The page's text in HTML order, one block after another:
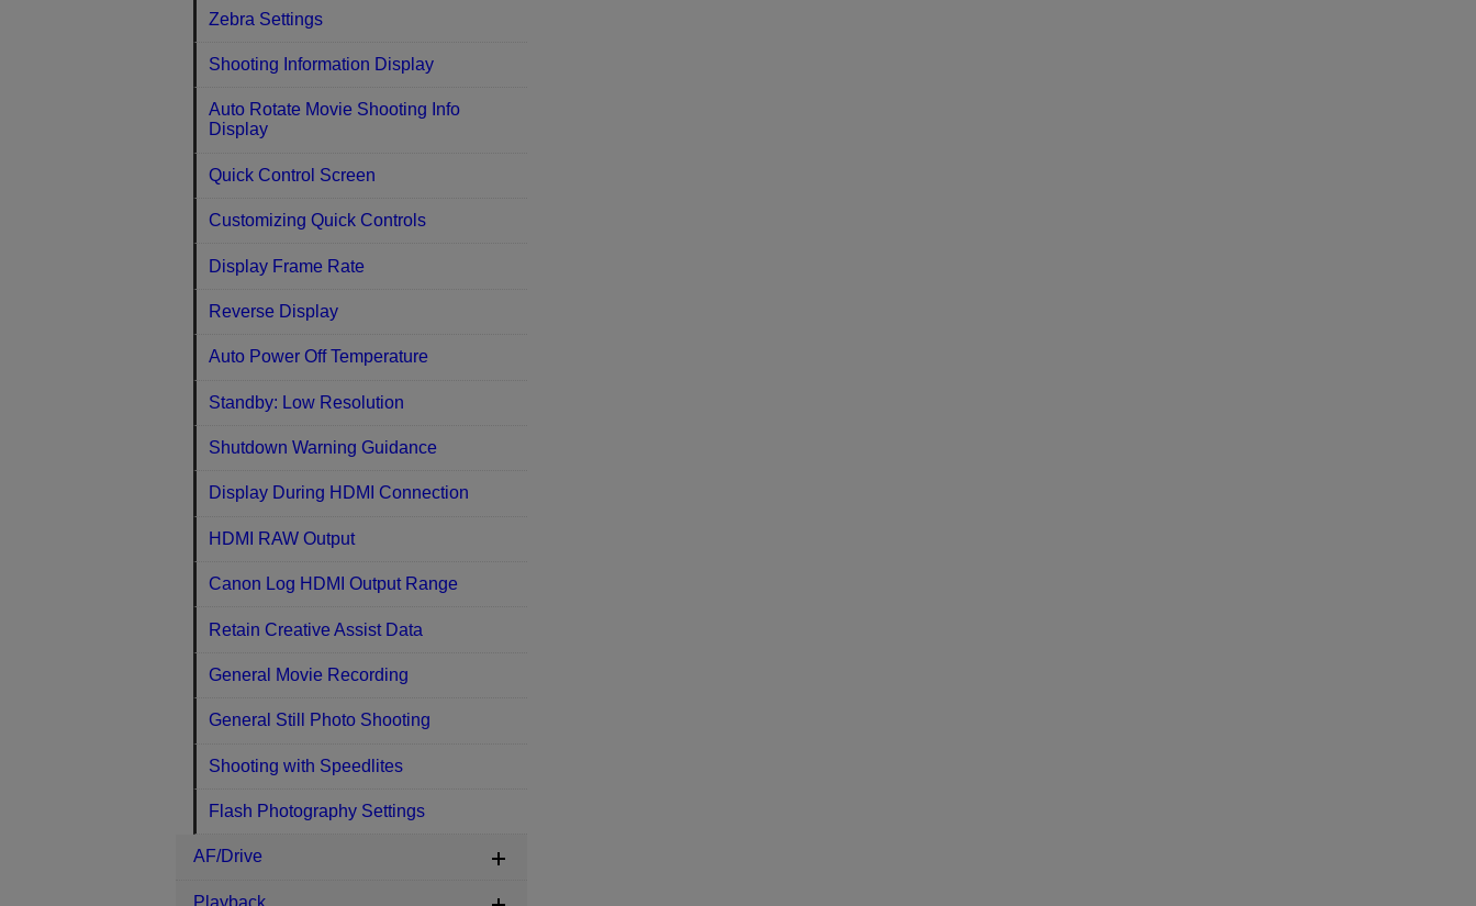
Zebra Settings
Shooting Information Display
Auto Rotate Movie Shooting Info
Display
Quick Control Screen
Customizing Quick Controls
Display Frame Rate
Reverse Display
Auto Power Off Temperature
Standby: Low Resolution
Shutdown Warning Guidance
Display During HDMI Connection
HDMI RAW Output
Canon Log HDMI Output Range
Retain Creative Assist Data
General Movie Recording
General Still Photo Shooting
Shooting with Speedlites
Flash Photography Settings
AF/Drive
Playback